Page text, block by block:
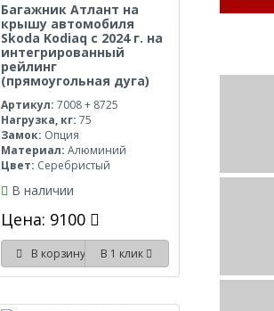
Багажник Атлант на
крышу автомобиля
Skoda Kodiaq с 2024 г. на
интегрированный
рейлинг
(прямоугольная дуга)
Артикул: 7008 + 8725
Нагрузка, кг: 75
Замок: Опция
Материал: Алюминий
Цвет: Серебристый
В наличии
Цена: 9100
В корзину В 1 клик